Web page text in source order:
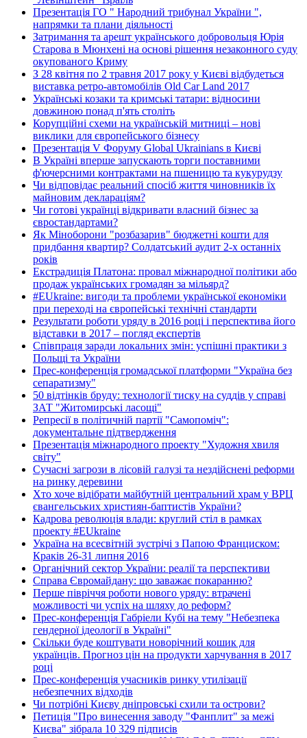
Презентація ГО " Народний трибунал України ",
напрямки та плани діяльності
Затримання та арешт українського добровольця Юрія
Старова в Мюнхені на основі рішення незаконного суду
окупованого Криму
З 28 квітня по 2 травня 2017 року у Києві відбудеться
виставка ретро-автомобілів Old Car Land 2017
Українські козаки та кримські татари: відносини
довжиною понад п'ять століть
Корупційні схеми на українській митниці – нові
виклики для європейського бізнесу
Презентація V Форуму Global Ukrainians в Києві
В Україні вперше запускають торги поставними
ф'ючерсними контрактами на пшеницю та кукурудзу
Чи відповідає реальний спосіб життя чиновників їх
майновим деклараціям?
Чи готові українці відкривати власний бізнес за
євростандартами?
Як Міноборони "розбазарив" бюджетні кошти для
придбання квартир? Солдатський аудит 2-х останніх
років
Екстрадиція Платона: провал міжнародної політики або
продаж українських громадян за мільярд?
#EUkraine: вигоди та проблеми української економіки
при переході на європейські технічні стандарти
Результати роботи уряду в 2016 році і перспектива його
відставки в 2017 – погляд експертів
Співпраця заради локальних змін: успішні практики з
Польщі та України
Прес-конференція громадської платформи "Україна без
сепаратизму"
50 відтінків бруду: технології тиску на суддів у справі
ЗАТ "Житомирські ласощі"
Репресії в політичній партії "Самопоміч":
документальне підтвердження
Презентація міжнародного проекту "Художня хвиля
світу"
Сучасні загрози в лісовій галузі та нездійснені реформи
на ринку деревини
Хто хоче відібрати майбутній центральний храм у ВРЦ
євангельських християн-баптистів України?
Кадрова революція влади: круглий стіл в рамках
проекту #EUkraine
Україна на всесвітній зустрічі з Папою Франциском:
Краків 26-31 липня 2016
Органічний сектор України: реалії та перспективи
Справа Євромайдану: що заважає покаранню?
Перше півріччя роботи нового уряду: втрачені
можливості чи успіх на шляху до реформ?
Прес-конференція Габріели Кубі на тему "Небезпека
гендерної ідеології в Україні"
Скільки буде коштувати новорічний кошик для
українців. Прогноз цін на продукти харчування в 2017
році
Прес-конференція учасників ринку утилізації
небезпечних відходів
Чи потрібні Києву дніпровські схили та острови?
Петиція "Про винесення заводу "Фанплит" за межі
Києва" зібрала 10 329 підписів